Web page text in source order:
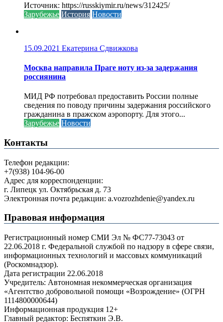
Источник: https://russkiymir.ru/news/312425/
Зарубежье История Новости
15.09.2021 Екатерина Сдвижкова
Москва направила Праге ноту из-за задержания
россиянина
МИД РФ потребовал предоставить России полные
сведения по поводу причины задержания российского
гражданина в пражском аэропорту. Для этого...
Зарубежье Новости
Контакты
Телефон редакции:
+7(938) 104-96-00
Адрес для корреспонденции:
г. Липецк ул. Октябрьская д. 73
Электронная почта редакции: a.vozrozhdenie@yandex.ru
Правовая информация
Регистрационный номер СМИ Эл № ФС77-73043 от
22.06.2018 г. Федеральной службой по надзору в сфере связи,
информационных технологий и массовых коммуникаций
(Роскомнадзор).
Дата регистрации 22.06.2018
Учредитель: Автономная некоммерческая организация
«Агентство добровольной помощи «Возрождение» (ОГРН
1114800000644)
Информационная продукция 12+
Главный редактор: Беспяткин Э.В.